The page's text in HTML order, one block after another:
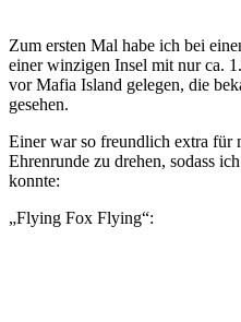
Zum ersten Mal habe ich bei
einer winzigen Insel mit nur ca.
vor Mafia Island gelegen, die
gesehen.
Einer war so freundlich extra für
Ehrenrunde zu drehen, sodass
konnte:
„Flying Fox Flying“: